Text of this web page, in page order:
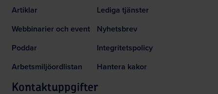
Artiklar
Webbinarier och event
Poddar
Arbetsmiljöordlistan
Lediga tjänster
Nyhetsbrev
Integritetspolicy
Hantera kakor
Kontaktuppgifter